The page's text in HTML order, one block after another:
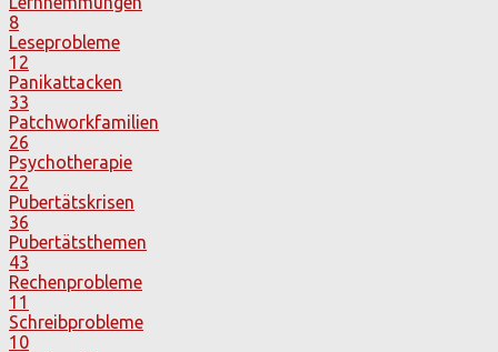
8
Leseprobleme
12
Panikattacken
33
Patchworkfamilien
26
Psychotherapie
22
Pubertätskrisen
36
Pubertätsthemen
43
Rechenprobleme
11
Schreibprobleme
10